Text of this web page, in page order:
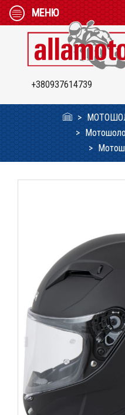
МЕНЮ
+380937614739